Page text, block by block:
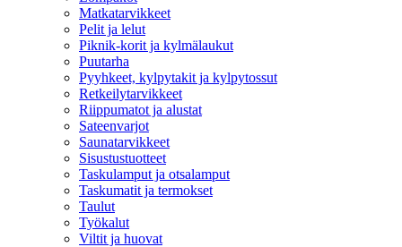
Matkatarvikkeet
Pelit ja lelut
Piknik-korit ja kylmälaukut
Puutarha
Pyyhkeet, kylpytakit ja kylpytossut
Retkeilytarvikkeet
Riippumatot ja alustat
Sateenvarjot
Saunatarvikkeet
Sisustustuotteet
Taskulamput ja otsalamput
Taskumatit ja termokset
Taulut
Työkalut
Viltit ja huovat